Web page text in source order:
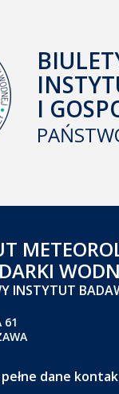
I
INSTYTUT
61
pełne dane